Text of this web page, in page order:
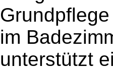
im
unterstützt